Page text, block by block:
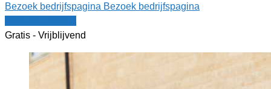
Bezoek bedrijfspagina Bezoek bedrijfspagina
Gratis - Vrijblijvend